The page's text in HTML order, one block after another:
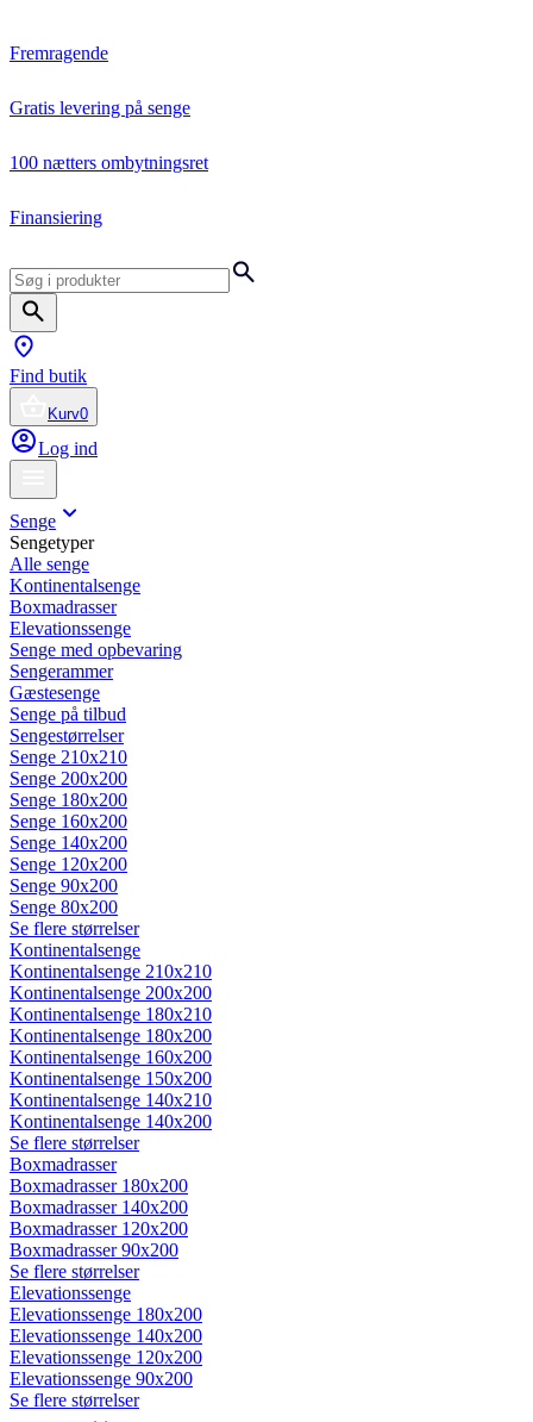
Fremragende
Gratis levering på senge
100 nætters ombytningsret
Finansiering
Find butik
Kurv0
Log ind
Senge
Sengetyper
Alle senge
Kontinentalsenge
Boxmadrasser
Elevationssenge
Senge med opbevaring
Sengerammer
Gæstesenge
Senge på tilbud
Sengestørrelser
Senge 210x210
Senge 200x200
Senge 180x200
Senge 160x200
Senge 140x200
Senge 120x200
Senge 90x200
Senge 80x200
Se flere størrelser
Kontinentalsenge
Kontinentalsenge 210x210
Kontinentalsenge 200x200
Kontinentalsenge 180x210
Kontinentalsenge 180x200
Kontinentalsenge 160x200
Kontinentalsenge 150x200
Kontinentalsenge 140x210
Kontinentalsenge 140x200
Se flere størrelser
Boxmadrasser
Boxmadrasser 180x200
Boxmadrasser 140x200
Boxmadrasser 120x200
Boxmadrasser 90x200
Se flere størrelser
Elevationssenge
Elevationssenge 180x200
Elevationssenge 140x200
Elevationssenge 120x200
Elevationssenge 90x200
Se flere størrelser